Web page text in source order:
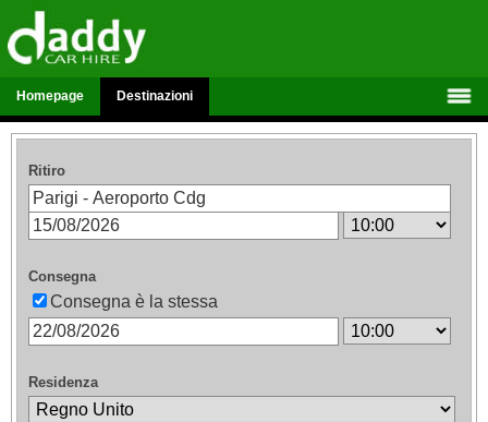
Homepage Destinazioni
Ritiro
Consegna
Consegna è la stessa
Residenza